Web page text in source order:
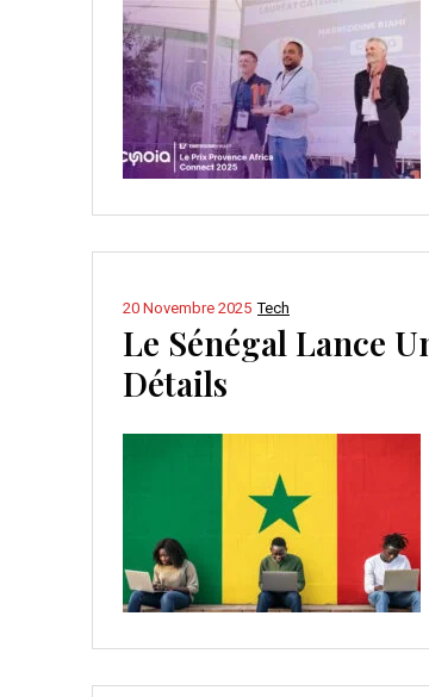
Tech
20 Novembre 2025
Le Sénégal Lance
Détails